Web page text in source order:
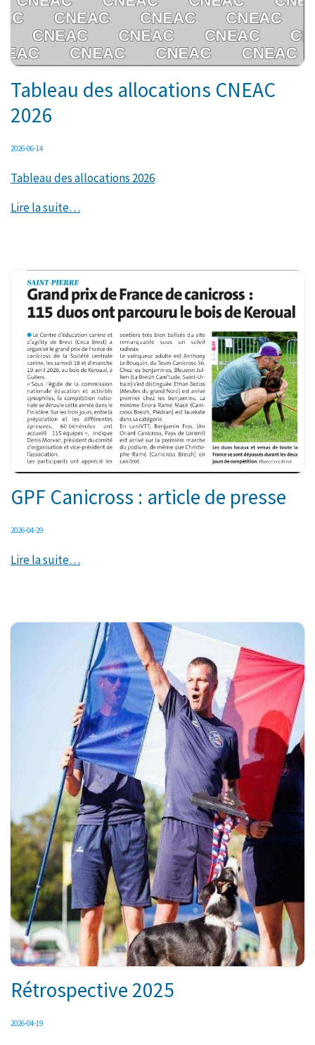
Tableau des allocations CNEAC
2026
2026-06-14
Tableau des allocations 2026
Lire la suite…
GPF Canicross : article de presse
2026-04-29
Lire la suite…
Rétrospective 2025
2026-04-19